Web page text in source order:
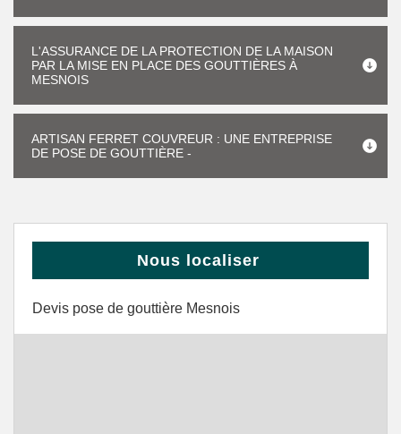
L'ASSURANCE DE LA PROTECTION DE LA MAISON
PAR LA MISE EN PLACE DES GOUTTIÈRES À
MESNOIS
ARTISAN FERRET COUVREUR : UNE ENTREPRISE
DE POSE DE GOUTTIÈRE -
Nous localiser
Devis pose de gouttière Mesnois